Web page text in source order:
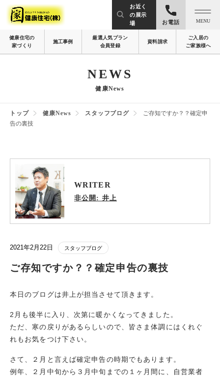
お近く
の展示
場
お電話 MENU
健康住宅の
家づくり
施工事例
厳選人気プラン
会員登録
資料請求
ご入居の
ご家族様へ
NEWS
健康News
トップ 健康News スタッフブログ
ご存知ですか？？確定申
告の裏技
WRITER
非公開: 井上
2021年2月22日 スタッフブログ
ご存知ですか？？確定申告の裏技
本日のブログは井上が担当させて頂きます。
2月も後半に入り、次第に暖かくなってきました。
ただ、寒の戻りがあるらしいので、皆さま体調にはくれぐ
れもお気をつけ下さい。
さて、２月と言えば確定申告の時期でもあります。
例年、２月中旬から３月中旬までの１ヶ月間に、自営業者